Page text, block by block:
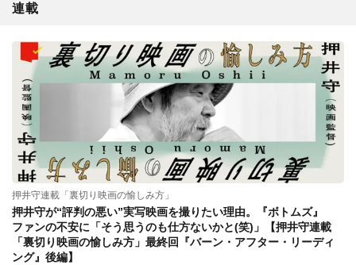
連載
押井守連載「裏切り映画の愉しみ方」
押井守が“評判の悪い”実写映画を撮りたい理由。『ボトムズ』
ファンの不安に「そう思うのも仕方ないかと(笑)」【押井守連載
「裏切り映画の愉しみ方」最終回『バーン・アフター・リーディ
ング』後編】